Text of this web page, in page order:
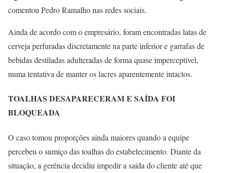
comentou Pedro Ramalho nas redes sociais.
Ainda de acordo com o empresário, foram encontradas latas de
cerveja perfuradas discretamente na parte inferior e garrafas de
bebidas destiladas adulteradas de forma quase imperceptível,
numa tentativa de manter os lacres aparentemente intactos.
TOALHAS DESAPARECERAM E SAÍDA FOI
BLOQUEADA
O caso tomou proporções ainda maiores quando a equipe
percebeu o sumiço das toalhas do estabelecimento. Diante da
situação, a gerência decidiu impedir a saída do cliente até que